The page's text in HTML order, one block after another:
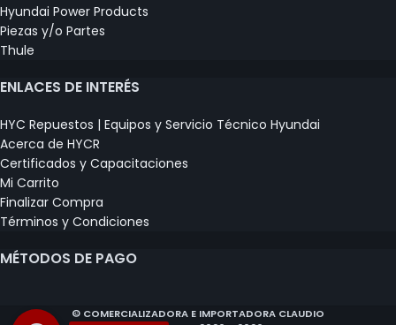
Hyundai Power Products
Piezas y/o Partes
Thule
ENLACES DE INTERÉS
HYC Repuestos | Equipos y Servicio Técnico Hyundai
Acerca de HYCR
Certificados y Capacitaciones
Mi Carrito
Finalizar Compra
Términos y Condiciones
MÉTODOS DE PAGO
© COMERCIALIZADORA E IMPORTADORA CLAUDIO